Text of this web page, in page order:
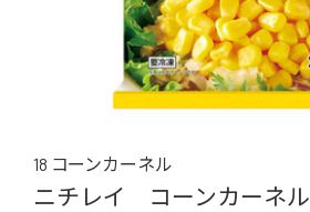
18 コーンカーネル
ニチレイ コーンカーネル